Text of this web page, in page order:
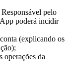
pelo
poderá incidir
(explicando os
operações da